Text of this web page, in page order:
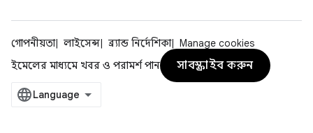
গোপনীয়তা লাইসেন্স ব্র্যান্ড নির্দেশিকা
Manage cookies
ইমেলের মাধ্যমে খবর ও পরামর্শ পান
সাবস্ক্রাইব করুন